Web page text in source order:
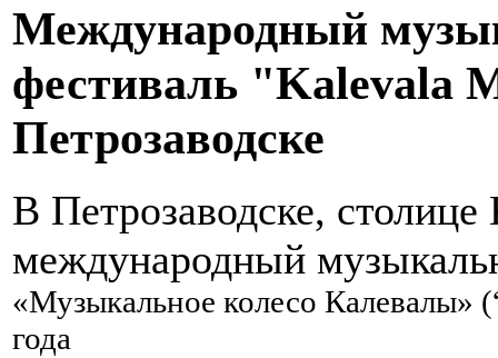
Международный
фестиваль "Kalevala
Петрозаводске
В Петрозаводске,
международный
«Музыкальное колесо Калевалы»
года